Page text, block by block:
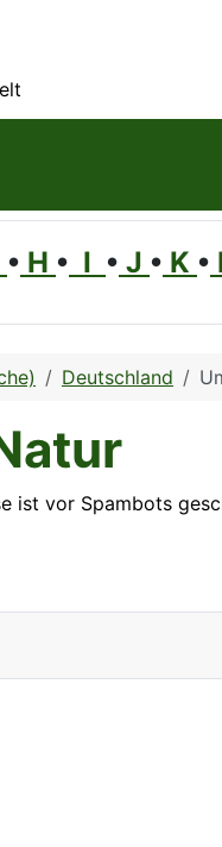
• H • I • J • K •
Deutschland
ist vor Spambots